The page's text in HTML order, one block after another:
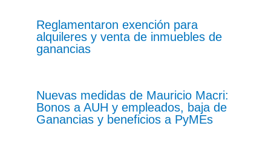
Reglamentaron exención para
alquileres y venta de inmuebles de
ganancias
Nuevas medidas de Mauricio Macri:
Bonos a AUH y empleados, baja de
Ganancias y beneficios a PyMEs